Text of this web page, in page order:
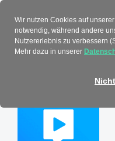
Wir nutzen Cookies auf
notwendig, während andere
Nutzererlebnis zu verbessern
Mehr dazu in unserer